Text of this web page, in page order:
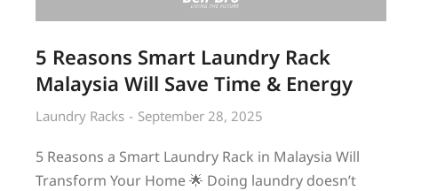
5 Reasons Smart Laundry Rack
Malaysia Will Save Time & Energy
Laundry Racks September 28, 2025
5 Reasons a Smart Laundry Rack in Malaysia Will
Transform Your Home 🌟 Doing laundry doesn’t